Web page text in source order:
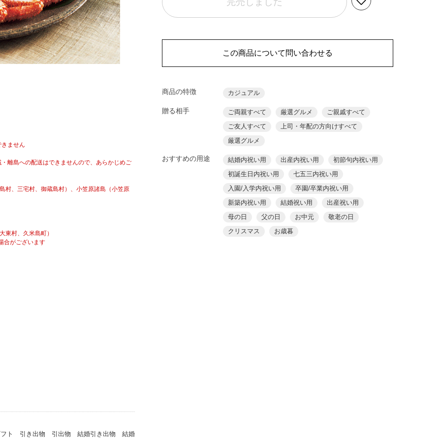
ません
離島への配送はできませんので、あらかじめご
村、三宅村、御蔵島村）、小笠原諸島（小笠原
東村、久米島町）
合がございます
ト 引き出物 引出物 結婚引き出物 結婚
この商品について問い合わせる
商品の特徴 カジュアル
贈る相手 ご両親すべて 厳選グルメ
ご親戚すべて
ご友人すべて
上司・年配の方向けすべて
厳選グルメ
おすすめの用途 結婚内祝い用 出産内祝い用
初節句内祝い用
初誕生日内祝い用
七五三内祝い用
入園/入学内祝い用
卒園/卒業内祝い用
新築内祝い用
結婚祝い用
出産祝い用
母の日
父の日 お中元
敬老の日
クリスマス
お歳暮